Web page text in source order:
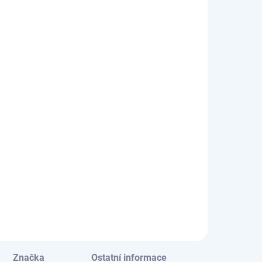
doplněk k
Značka Ostatní informace